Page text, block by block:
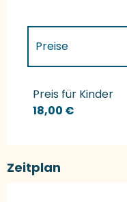
Preise
Preise 2027
Preis für Kinder
18,00 €
Zeitplan